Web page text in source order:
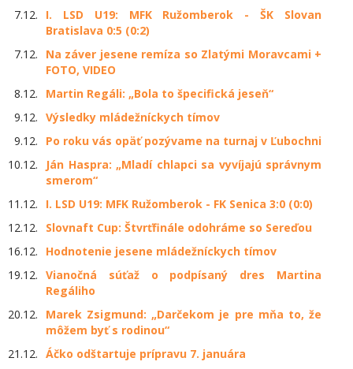
7.12.
I. LSD U19: MFK Ružomberok - ŠK Slovan
Bratislava 0:5 (0:2)
7.12.
Na záver jesene remíza so Zlatými Moravcami +
FOTO, VIDEO
8.12.
Martin Regáli: „Bola to špecifická jeseň“
9.12. Výsledky mládežníckych tímov
9.12.
Po roku vás opäť pozývame na turnaj v Ľubochni
10.12.
Ján Haspra: „Mladí chlapci sa vyvíjajú správnym
smerom“
11.12.
I. LSD U19: MFK Ružomberok - FK Senica 3:0 (0:0)
12.12.
Slovnaft Cup: Štvrťfinále odohráme so Sereďou
16.12.
Hodnotenie jesene mládežníckych tímov
19.12. Vianočná súťaž o podpísaný dres Martina
Regáliho
20.12.
Marek Zsigmund: „Darčekom je pre mňa to, že
môžem byť s rodinou“
21.12. Áčko odštartuje prípravu 7. januára